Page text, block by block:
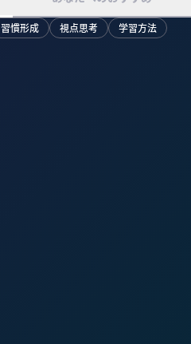
習慣形成 視点思考 学習方法